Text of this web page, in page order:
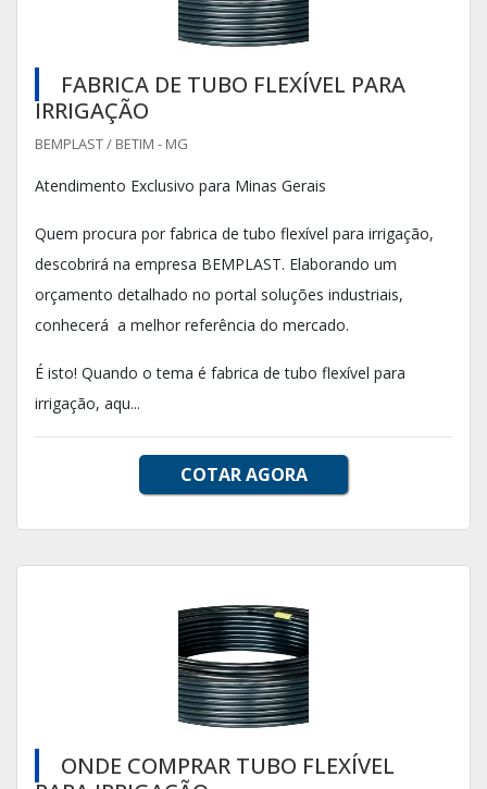
FABRICA DE TUBO FLEXÍVEL PARA
IRRIGAÇÃO
BEMPLAST / BETIM - MG
Atendimento Exclusivo para Minas Gerais
Quem procura por fabrica de tubo flexível para irrigação,
descobrirá na empresa BEMPLAST. Elaborando um
orçamento detalhado no portal soluções industriais,
conhecerá a melhor referência do mercado.
É isto! Quando o tema é fabrica de tubo flexível para
irrigação, aqu...
COTAR AGORA
ONDE COMPRAR TUBO FLEXÍVEL